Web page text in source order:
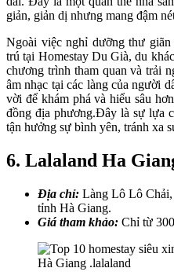
giản, giản dị nhưng mang đậm
Ngoài việc nghỉ dưỡng thư
trú tại Homestay Du Già, du
chương trình tham quan và trải
âm nhạc tại các làng của người
vời để khám phá và hiểu sâu
đồng địa phương.Đây là sự lựa
tận hưởng sự bình yên, tránh xa
6. Lalaland Ha
Địa chỉ: Làng Lô Lô
tỉnh Hà Giang.
Giá tham khảo: Chỉ từ